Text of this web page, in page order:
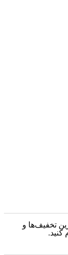
تخفیف‌ها و
کنید.